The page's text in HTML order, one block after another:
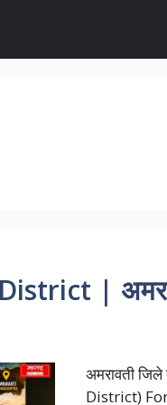
|
अमरावती
District)